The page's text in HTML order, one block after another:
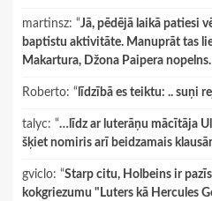
martinsz: “Jā, pēdējā laikā patiesi
baptistu aktivitāte. Manuprāt tas
Makartura, Džona Paipera
Roberto: “ līdzībā es teiktu: .. suņi
talyc: “…līdz ar luterāņu mācītāja
šķiet nomiris arī beidzamais
gviclo: “Starp citu, Holbeins ir
kokgriezumu "Luters kā Hercules